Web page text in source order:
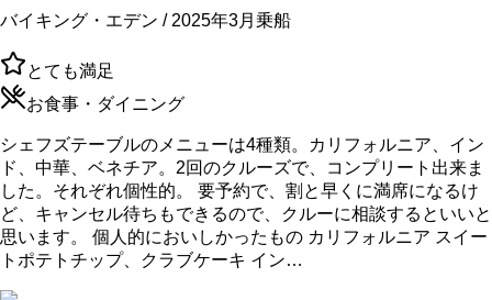
バイキング・エデン / 2025年3月乗船
とても満足
お食事・ダイニング
シェフズテーブルのメニューは4種類。カリフォルニア、イン
ド、中華、ベネチア。2回のクルーズで、コンプリート出来ま
した。それぞれ個性的。 要予約で、割と早くに満席になるけ
ど、キャンセル待ちもできるので、クルーに相談するといいと
思います。 個人的においしかったもの カリフォルニア スイー
トポテトチップ、クラブケーキ イン…